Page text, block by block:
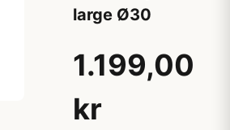
large Ø30
1.199,00
kr